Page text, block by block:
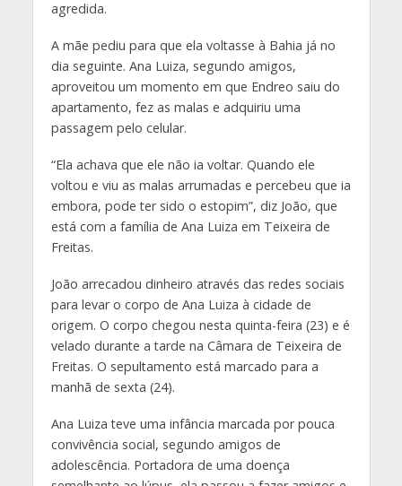
agredida.
A mãe pediu para que ela voltasse à Bahia já no
dia seguinte. Ana Luiza, segundo amigos,
aproveitou um momento em que Endreo saiu do
apartamento, fez as malas e adquiriu uma
passagem pelo celular.
“Ela achava que ele não ia voltar. Quando ele
voltou e viu as malas arrumadas e percebeu que ia
embora, pode ter sido o estopim”, diz João, que
está com a família de Ana Luiza em Teixeira de
Freitas.
João arrecadou dinheiro através das redes sociais
para levar o corpo de Ana Luiza à cidade de
origem. O corpo chegou nesta quinta-feira (23) e é
velado durante a tarde na Câmara de Teixeira de
Freitas. O sepultamento está marcado para a
manhã de sexta (24).
Ana Luiza teve uma infância marcada por pouca
convivência social, segundo amigos de
adolescência. Portadora de uma doença